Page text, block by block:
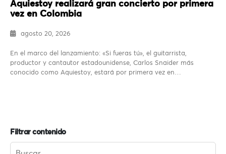
Aquiestoy realizará gran concierto por primera
vez en Colombia
agosto 20, 2026
En el marco del lanzamiento: «Si fueras tú», el guitarrista,
productor y cantautor estadounidense, Carlos Snaider más
conocido como Aquiestoy, estará por primera vez en…
Filtrar contenido